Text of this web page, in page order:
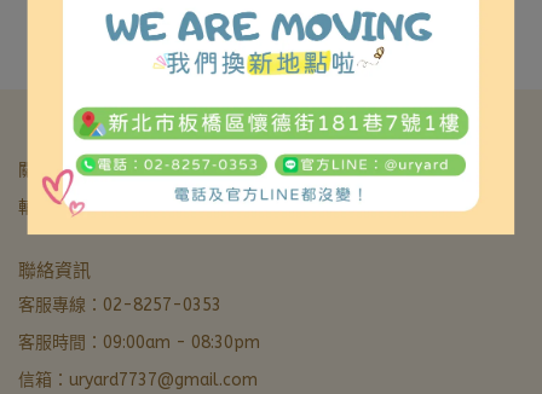
加入購物車
關於我們 我的帳戶 退款&退貨政策 服務條款&隱私政策
輔具補助核銷
聯絡資訊
客服專線：02-8257-0353
客服時間：09:00am - 08:30pm
信箱：uryard7737@gmail.com最快回覆